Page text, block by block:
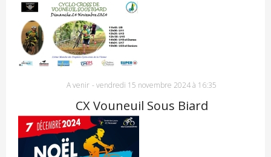
A venir - vendredi 15 novembre 2024 à 16:35
CX Vouneuil Sous Biard